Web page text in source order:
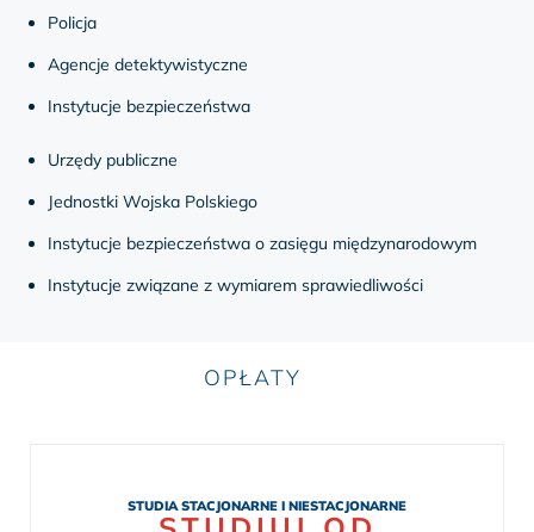
Policja
Agencje detektywistyczne
Instytucje bezpieczeństwa
Urzędy publiczne
Jednostki Wojska Polskiego
Instytucje bezpieczeństwa o zasięgu międzynarodowym
Instytucje związane z wymiarem sprawiedliwości
OPŁATY
STUDIA STACJONARNE I NIESTACJONARNE